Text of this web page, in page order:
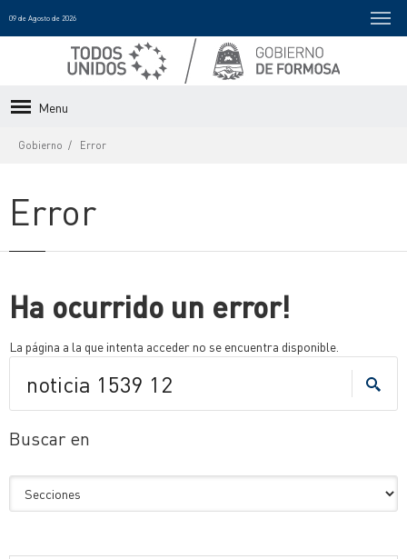
09 de Agosto de 2026
Menu
Gobierno Error
Error
Ha ocurrido un error!
La página a la que intenta acceder no se encuentra disponible.
Buscar en